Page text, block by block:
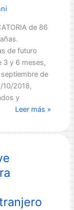
de 86
de futuro
3 y 6 meses,
de
10/2018,
y
¿Quieres
en
Leer más »